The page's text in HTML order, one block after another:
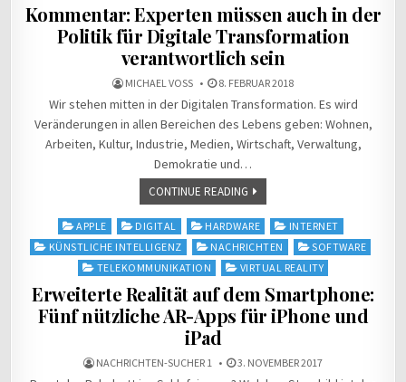
Kommentar: Experten müssen auch in der
Politik für Digitale Transformation
verantwortlich sein
MICHAEL VOSS 8. FEBRUAR 2018
Wir stehen mitten in der Digitalen Transformation. Es wird
Veränderungen in allen Bereichen des Lebens geben: Wohnen,
Arbeiten, Kultur, Industrie, Medien, Wirtschaft, Verwaltung,
Demokratie und…
CONTINUE READING
Posted
in
APPLE DIGITAL HARDWARE
INTERNET
KÜNSTLICHE INTELLIGENZ
NACHRICHTEN
SOFTWARE
TELEKOMMUNIKATION
VIRTUAL REALITY
Erweiterte Realität auf dem Smartphone:
Fünf nützliche AR-Apps für iPhone und
iPad
NACHRICHTEN-SUCHER 1 3. NOVEMBER 2017